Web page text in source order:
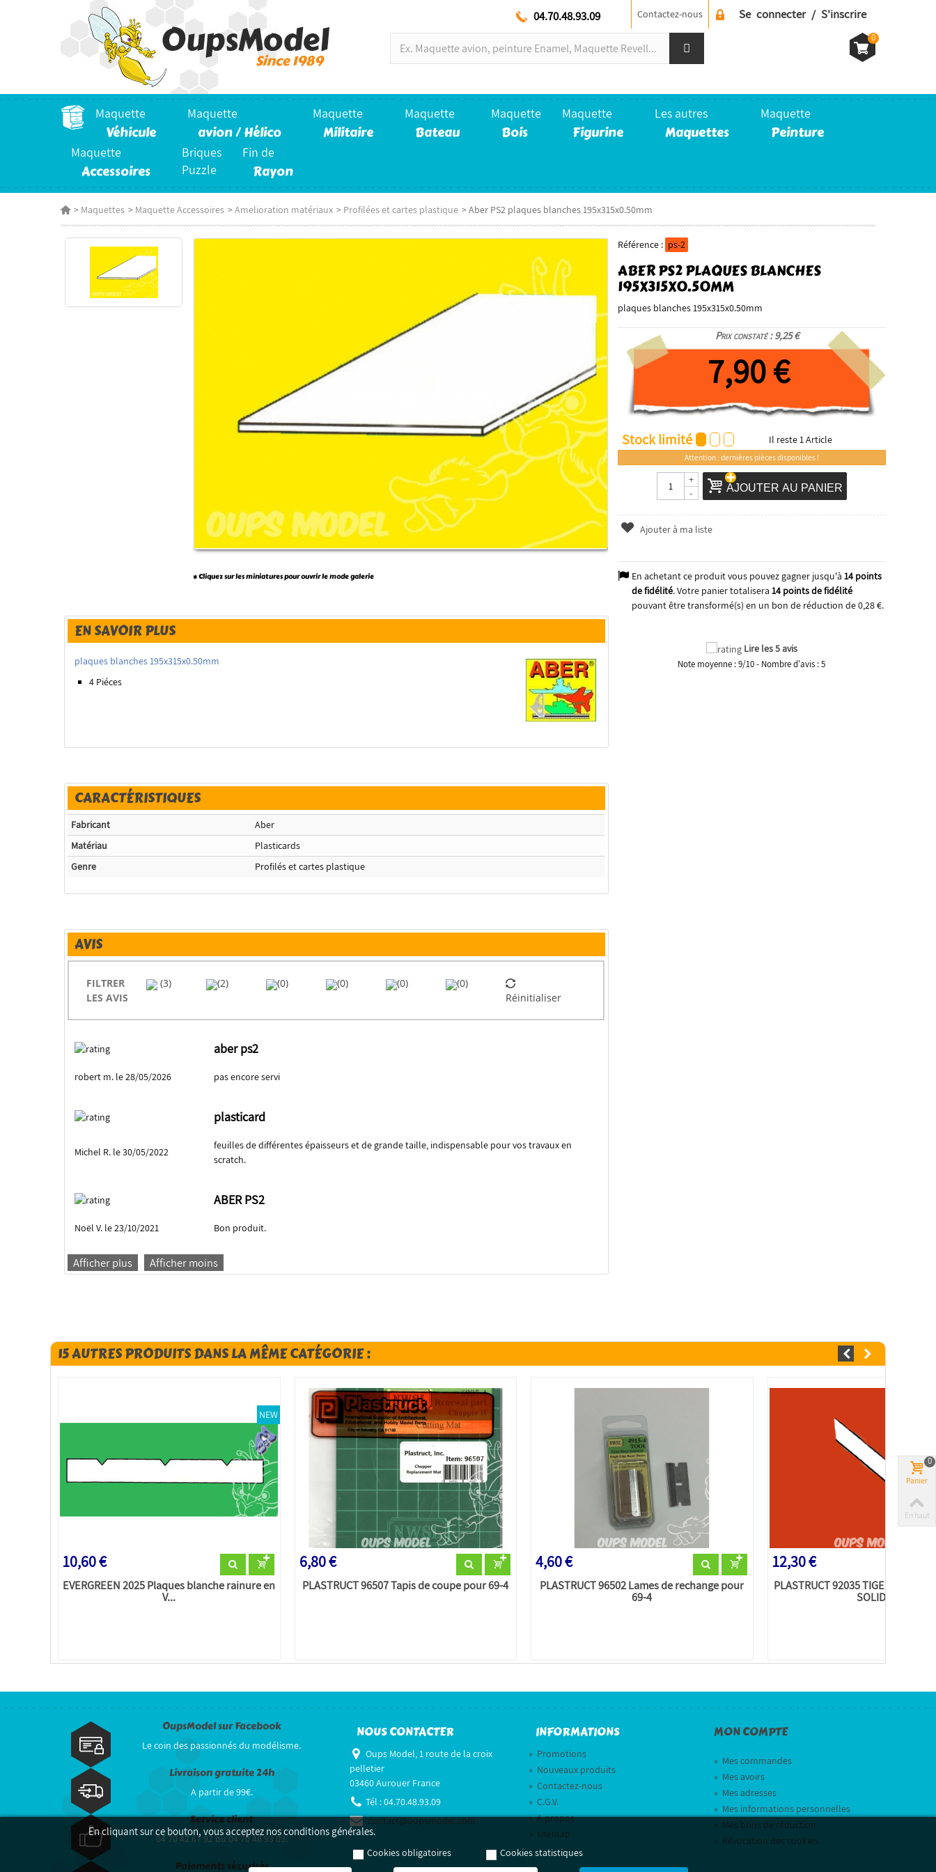
Se connecter / S'inscrire
Contactez-nous
04.70.48.93.09
0
Maquette
Véhicule
Maquette
avion / Hélico
Maquette
Militaire
Maquette
Bateau
Maquette
Bois
Maquette
Figurine
Les autres
Maquettes
Maquette
Peinture
Maquette
Accessoires
Briques
Puzzle
Fin de
Rayon
> Maquettes > Maquette Accessoires >Amelioration matériaux > Profilées et cartes plastique >Aber PS2 plaques blanches 195x315x0.50mm
Référence : ps-2
ABER PS2 PLAQUES BLANCHES
195X315X0.50MM
plaques blanches 195x315x0.50mm
Prix constaté : 9,25 €
7,90 €
Stock limité Il reste1Article
Attention : dernières pièces disponibles !
-
+
AJOUTER AU PANIER
Ajouter à ma liste
En achetant ce produit vous pouvez gagner jusqu'à 14points
de fidélité. Votre panier totalisera 14points de fidélité
pouvant être transformé(s) en un bon de réduction de0,28 €.
Lire les 5 avis
Note moyenne :9/10- Nombre d'avis :5
* Cliquez sur les miniatures pour ouvrir le mode galerie
EN SAVOIR PLUS
plaques blanches 195x315x0.50mm
4 Piéces
CARACTÉRISTIQUES
Fabricant
Aber
Matériau
Plasticards
Genre
Profilés et cartes plastique
AVIS
FILTRER
LES AVIS
(3) (2) (0) (0) (0)
(0)
Réinitialiser
aber ps2
robert m. le 28/05/2026 pas encore servi
plasticard
Michel R. le 30/05/2022
feuilles de différentes épaisseurs et de grande taille, indispensable pour vos travaux en
scratch.
ABER PS2
Noël V. le 23/10/2021 Bon produit.
Afficher plus Afficher moins
15 AUTRES PRODUITS DANS LA MÊME CATÉGORIE :
NEW
10,60 €
EVERGREEN 2025 Plaques blanche rainure en
V...
6,80 €
PLASTRUCT 96507 Tapis de coupe pour 69-4
4,60 €
PLASTRUCT 96502 Lames de rechange pour
69-4
12,30 €
PLASTRUCT 92035 TIGE RONDE
SOLIDE...
OupsModel sur Facebook
Le coin des passionnés du modélisme.
Livraison gratuite 24h
A partir de 99€.
Service client
04 70 42 67 92 ou 04 70 48 93 09.
Paiements sécurisés
NOUS CONTACTER
Oups Model, 1 route de la croix
pelletier
03460 Aurouer France
Tél :04.70.48.93.09
contact@oupsmodel.com
INFORMATIONS
» Promotions
» Nouveaux produits
» Contactez-nous
» C.G.V.
»A propos
» sitemap
MON COMPTE
» Mes commandes
» Mes avoirs
» Mes adresses
» Mes informations personnelles
» Mes bons de réduction
» Révocation des cookies
En cliquant sur ce bouton, vous acceptez nos conditions générales.
Cookies obligatoires Cookies statistiques
Panier
0
En haut